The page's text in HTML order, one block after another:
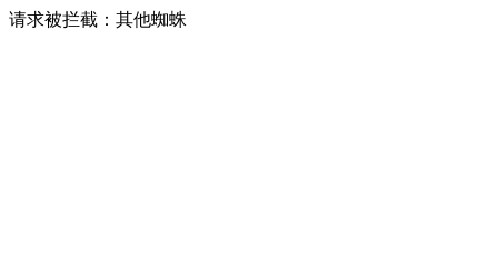
请求被拦截：其他蜘蛛